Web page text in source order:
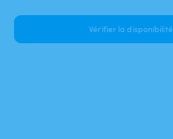
Vérifier la disponibilité